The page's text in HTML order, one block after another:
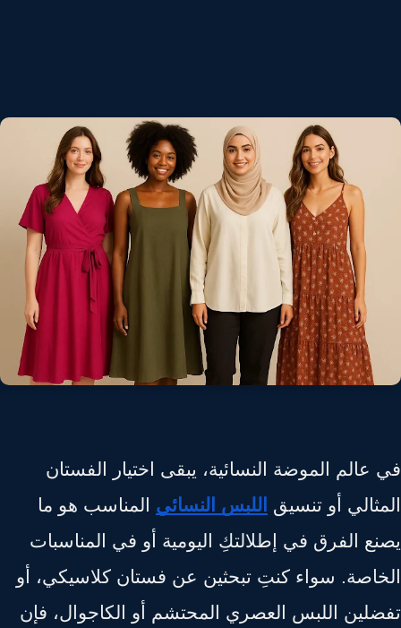
عالم الموضة النسائية، يبقى اختيار الفستان
أو تنسيقاللبس النسائيالمناسب هو ما
الفرق في إطلالتكِ اليومية أو في المناسبات
سواء كنتِ تبحثين عن فستان كلاسيكي، أو
اللبس العصري المحتشم أو الكاجوال، فإن